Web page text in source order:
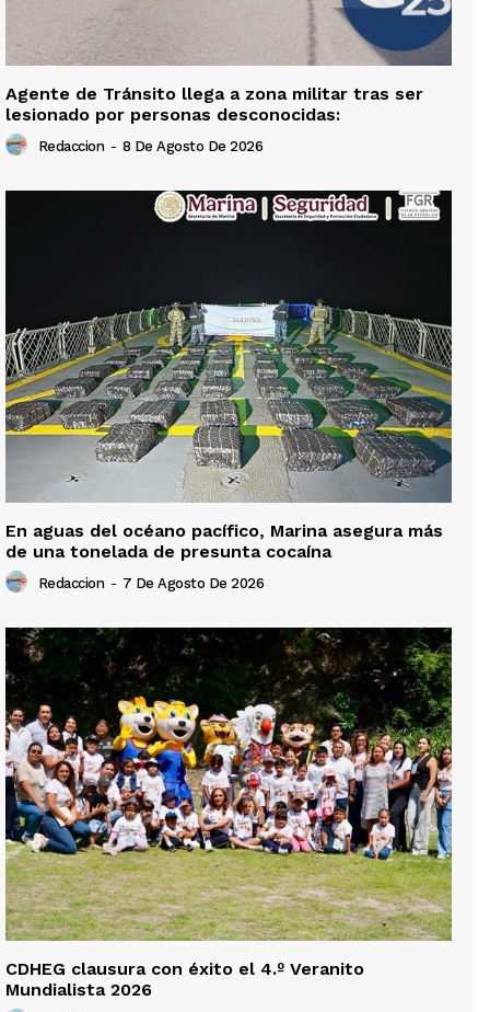
Agente de Tránsito llega a zona militar tras ser
lesionado por personas desconocidas:
Redaccion - 8 De Agosto De 2026
En aguas del océano pacífico, Marina asegura más
de una tonelada de presunta cocaína
Redaccion - 7 De Agosto De 2026
CDHEG clausura con éxito el 4.º Veranito
Mundialista 2026